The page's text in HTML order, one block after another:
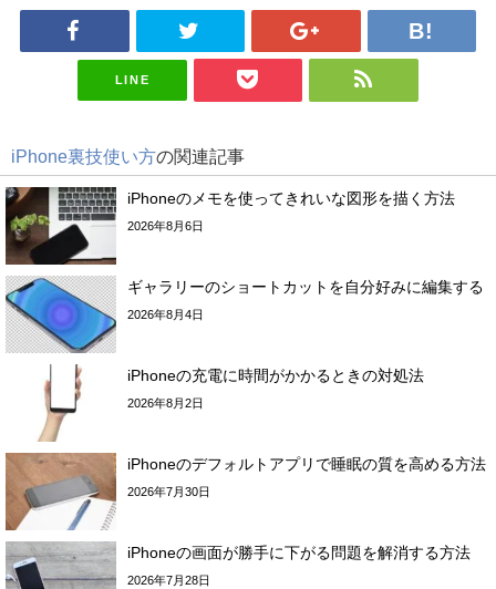
LINE
iPhone裏技使い方の関連記事
iPhoneのメモを使ってきれいな図形を描く方法
2026年8月6日
ギャラリーのショートカットを自分好みに編集する
2026年8月4日
iPhoneの充電に時間がかかるときの対処法
2026年8月2日
iPhoneのデフォルトアプリで睡眠の質を高める方法
2026年7月30日
iPhoneの画面が勝手に下がる問題を解消する方法
2026年7月28日